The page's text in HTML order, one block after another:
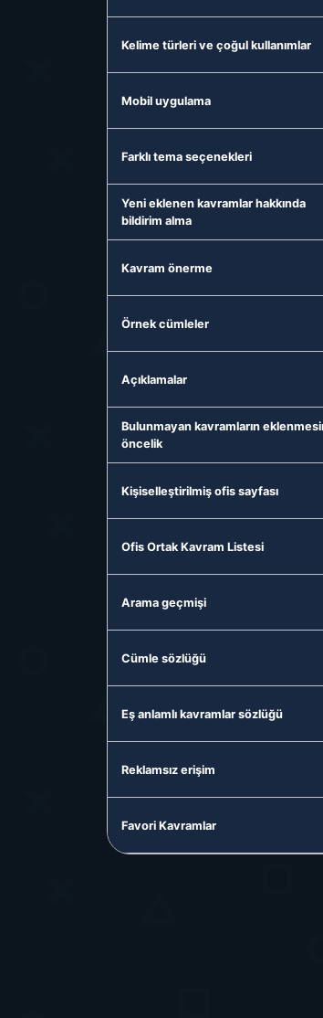
Kelime türleri ve çoğul kullanımlar
Mobil uygulama
Farklı tema seçenekleri
Yeni eklenen kavramlar hakkında
bildirim alma
Kavram önerme
Örnek cümleler
Açıklamalar
Bulunmayan kavramların
öncelik
Kişiselleştirilmiş ofis sayfası
Ofis Ortak Kavram Listesi
Arama geçmişi
Cümle sözlüğü
Eş anlamlı kavramlar sözlüğü
Reklamsız erişim
Favori Kavramlar